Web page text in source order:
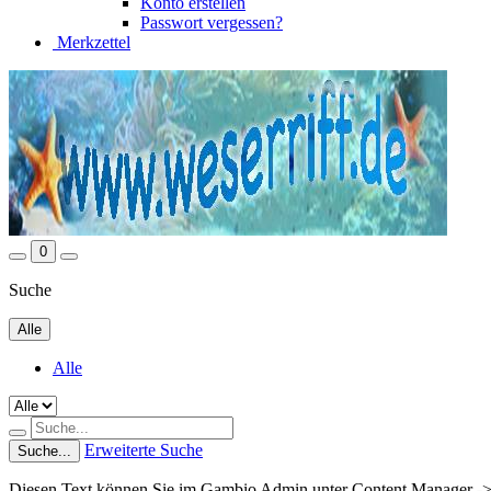
Passwort vergessen?
Merkzettel
0
Suche
Alle
Alle
Suche... Erweiterte Suche